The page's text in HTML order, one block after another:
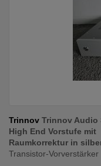
Trinnov Trinnov Audio
High End Vorstufe mit
Raumkorrektur in
Transistor-Vorverstärker